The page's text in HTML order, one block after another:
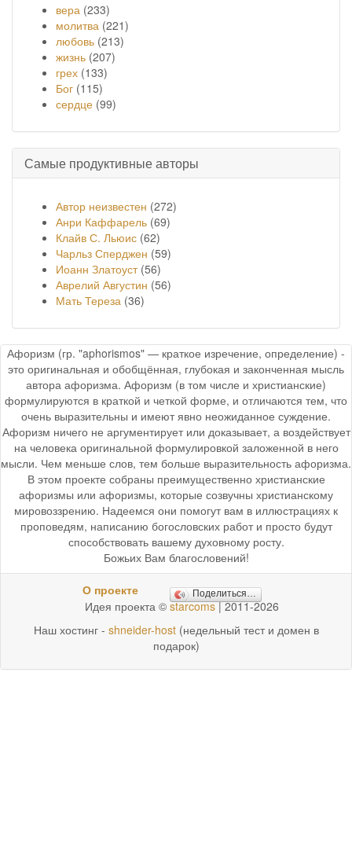
вера (233)
молитва (221)
любовь (213)
жизнь (207)
грех (133)
Бог (115)
сердце (99)
Самые продуктивные авторы
Автор неизвестен (272)
Анри Каффарель (69)
Клайв С. Льюис (62)
Чарльз Сперджен (59)
Иоанн Златоуст(56)
Аврелий Августин (56)
Мать Тереза (36)
Афоризм (гр. "aphorismos" — краткое изречение, определение) -
это оригинальная и обобщённая, глубокая и законченная мысль
автора афоризма. Афоризм (в том числе и христианские)
формулируются в краткой и четкой форме, и отличаются тем, что
очень выразительны и имеют явно неожиданное суждение.
Афоризм ничего не аргументирует или доказывает, а воздействует
на человека оригинальной формулировкой заложенной в него
мысли. Чем меньше слов, тем больше выразительность афоризма.
В этом проекте собраны преимущественно христианские
афоризмы или афоризмы, которые созвучны христианскому
мировоззрению. Надеемся они помогут вам в иллюстрациях к
проповедям, написанию богословских работ и просто будут
способствовать вашему духовному росту.
Божьих Вам благословений!
О проекте Поделиться…
Идея проекта © starcoms| 2011-2026
Наш хостинг - shneider-host(недельный тест и домен в
подарок)